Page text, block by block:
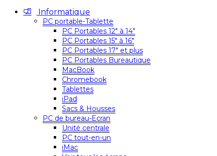
Informatique
PC portable-Tablette
PC Portables 12″ à 14″
PC Portables 15″ à 16″
PC Portables 17″ et plus
PC Portables Bureautique
MacBook
Chromebook
Tablettes
iPad
Sacs & Housses
PC de bureau-Ecran
Unité centrale
PC tout-en-un
iMac